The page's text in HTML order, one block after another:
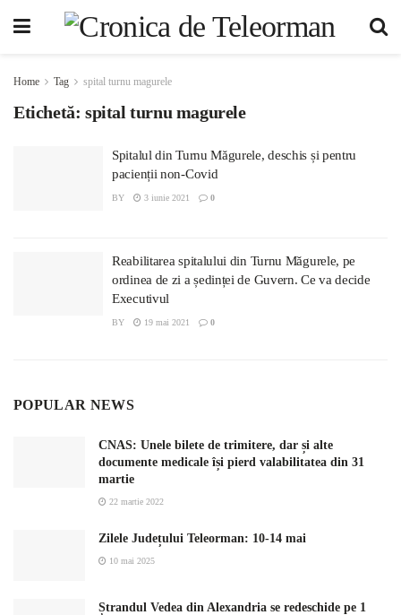
Home Tag spital turnu magurele
Etichetă: spital turnu magurele
Spitalul din Turnu Măgurele, deschis și pentru
pacienții non-Covid
BY 3 iunie 2021 0
Reabilitarea spitalului din Turnu Măgurele, pe
ordinea de zi a ședinței de Guvern. Ce va decide
Executivul
BY 19 mai 2021 0
POPULAR NEWS
CNAS: Unele bilete de trimitere, dar și alte
documente medicale își pierd valabilitatea din 31
martie
22 martie 2022
Zilele Județului Teleorman: 10-14 mai
10 mai 2025
Ștrandul Vedea din Alexandria se redeschide pe 1